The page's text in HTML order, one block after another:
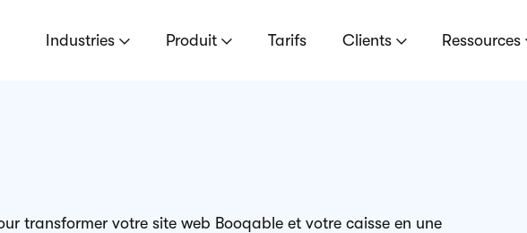
Industries Produit Tarifs Clients Ressources
transformer votre site web Booqable et votre caisse en une